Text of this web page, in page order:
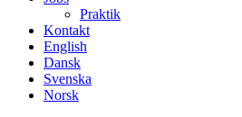
Praktik
Kontakt
English
Dansk
Svenska
Norsk